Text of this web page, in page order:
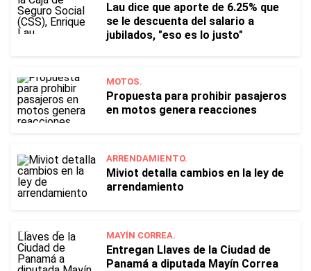
Lau dice que aporte de 6.25% que
se le descuenta del salario a
jubilados, "eso es lo justo"
MOTOS.
Propuesta para prohibir pasajeros
en motos genera reacciones
ARRENDAMIENTO.
Miviot detalla cambios en la ley de
arrendamiento
MAYÍN CORREA.
Entregan Llaves de la Ciudad de
Panamá a diputada Mayín Correa